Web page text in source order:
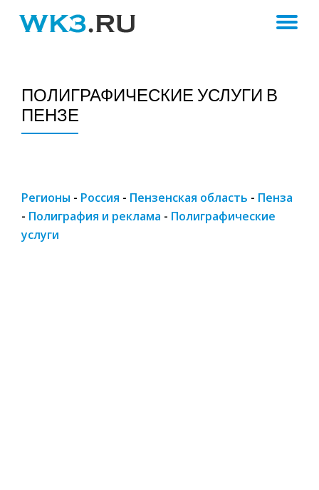
ПОЛИГРАФИЧЕСКИЕ УСЛУГИ В
ПЕНЗЕ
Регионы - Россия - Пензенская область - Пенза
- Полиграфия и реклама - Полиграфические
услуги